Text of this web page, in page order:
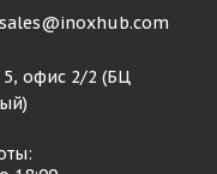
sales@inoxhub.com
офис 2/2 (БЦ